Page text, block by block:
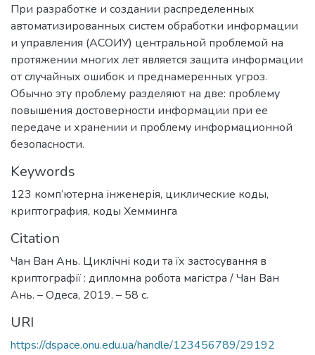
При разработке и создании распределенных
автоматизированных систем обработки информации
и управления (АСОИУ) центральной проблемой на
протяжении многих лет является защита информации
от случайных ошибок и преднамеренных угроз.
Обычно эту проблему разделяют на две: проблему
повышения достоверности информации при ее
передаче и хранении и проблему информационной
безопасности.
Keywords
123 комп’ютерна інженерія, циклические коды,
криптография, коды Хемминга
Citation
Чан Ван Ань. Циклічні коди та їх застосування в
криптографії : дипломна робота магістра / Чан Ван
Ань. – Одеса, 2019. – 58 с.
URI
https://dspace.onu.edu.ua/handle/123456789/29192